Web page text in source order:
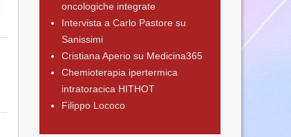
oncologiche integrate
Intervista a Carlo Pastore su
Sanissimi
Cristiana Aperio su Medicina365
Chemioterapia ipertermica
intratoracica HITHOT
Filippo Lococo